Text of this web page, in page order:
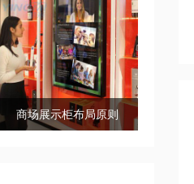
商场展示柜布局原则